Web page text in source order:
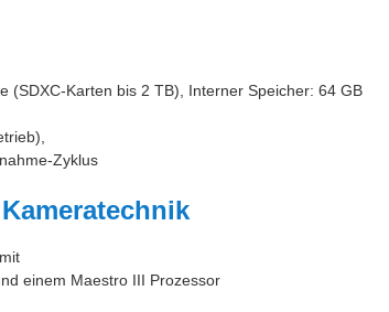
(SDXC-Karten bis 2 TB), Interner Speicher: 64 GB
Zyklus
einem Maestro III Prozessor